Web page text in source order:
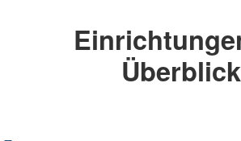
Überblick